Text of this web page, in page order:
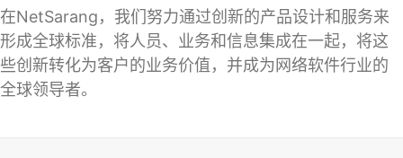
在NetSarang，我们努力通过创新的产品设计和服务来
形成全球标准，将人员、业务和信息集成在一起，将这
些创新转化为客户的业务价值，并成为网络软件行业的
全球领导者。